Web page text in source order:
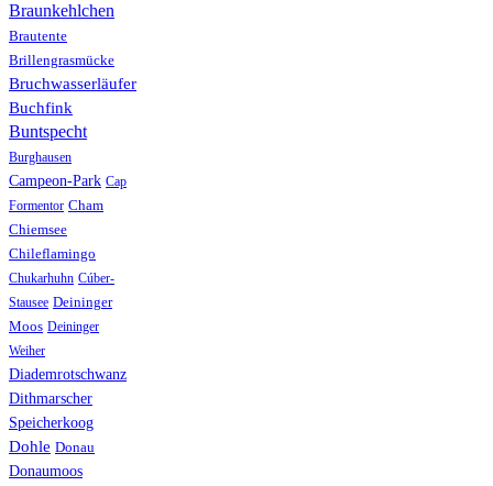
Braunkehlchen
Brautente
Brillengrasmücke
Bruchwasserläufer
Buchfink
Buntspecht
Burghausen
Campeon-Park Cap
Formentor Cham
Chiemsee
Chileflamingo
Chukarhuhn Cúber-
Stausee Deininger
Moos Deininger
Weiher
Diademrotschwanz
Dithmarscher
Speicherkoog
Dohle Donau
Donaumoos